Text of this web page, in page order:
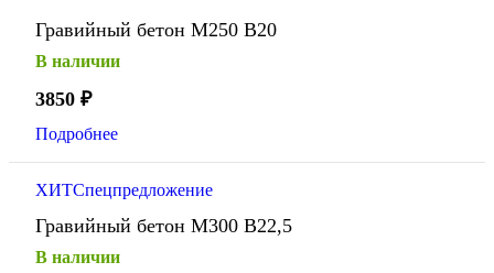
Гравийный бетон М250 В20
В наличии
3850 ₽
Подробнее
ХИТСпецпредложение
Гравийный бетон М300 В22,5
В наличии